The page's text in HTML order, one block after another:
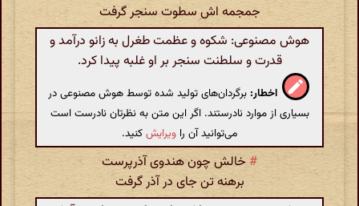
جمجمه اش سطوت سنجر گرفت
هوش مصنوعی: شکوه و عظمت طغرل به زانو درآمد و
قدرت و سلطنت سنجر بر او غلبه پیدا کرد.
اخطار: برگردان‌های تولید شده توسط هوش مصنوعی در
بسیاری از موارد نادرستند. اگر این متن به نظرتان نادرست است
می‌توانید آن را ویرایشکنید.
# خالش چون هندوی آذرپرست
برهنه تن جای در آذر گرفت